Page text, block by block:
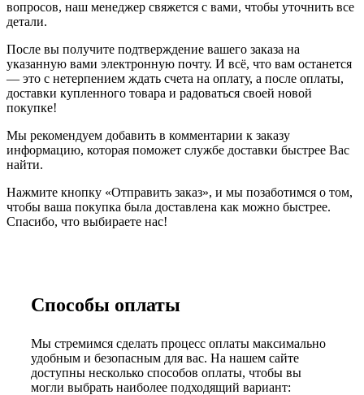
вопросов, наш менеджер свяжется с вами, чтобы уточнить все
детали.
После вы получите подтверждение вашего заказа на
указанную вами электронную почту. И всё, что вам останется
— это с нетерпением ждать счета на оплату, а после оплаты,
доставки купленного товара и радоваться своей новой
покупке!
Мы рекомендуем добавить в комментарии к заказу
информацию, которая поможет службе доставки быстрее Вас
найти.
Нажмите кнопку «Отправить заказ», и мы позаботимся о том,
чтобы ваша покупка была доставлена как можно быстрее.
Спасибо, что выбираете нас!
Способы оплаты
Мы стремимся сделать процесс оплаты максимально
удобным и безопасным для вас. На нашем сайте
доступны несколько способов оплаты, чтобы вы
могли выбрать наиболее подходящий вариант: